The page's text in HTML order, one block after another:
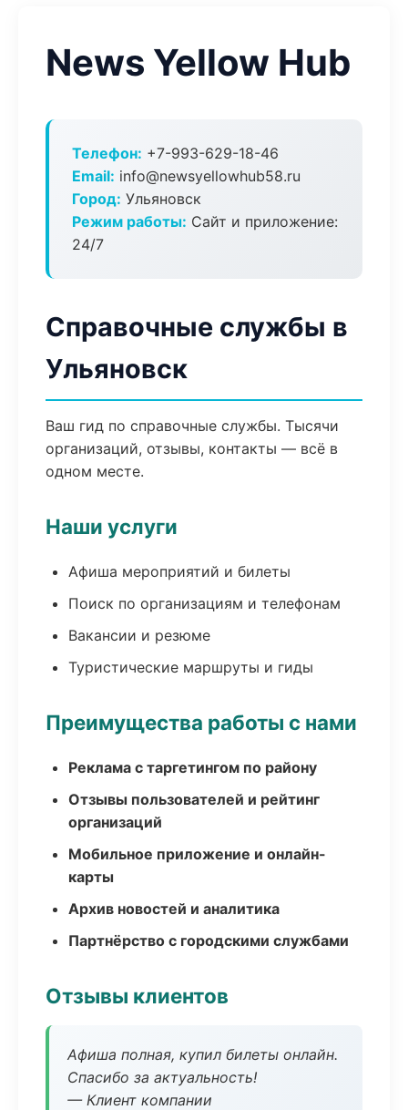
News Yellow Hub
Телефон: +7-993-629-18-46
Email: info@newsyellowhub58.ru
Город: Ульяновск
Режим работы: Сайт и приложение:
24/7
Справочные службы в
Ульяновск
Ваш гид по справочные службы. Тысячи
организаций, отзывы, контакты — всё в
одном месте.
Наши услуги
Афиша мероприятий и билеты
Поиск по организациям и телефонам
Вакансии и резюме
Туристические маршруты и гиды
Преимущества работы с нами
Реклама с таргетингом по району
Отзывы пользователей и рейтинг
организаций
Мобильное приложение и онлайн-
карты
Архив новостей и аналитика
Партнёрство с городскими службами
Отзывы клиентов
Афиша полная, купил билеты онлайн.
Спасибо за актуальность!
— Клиент компании